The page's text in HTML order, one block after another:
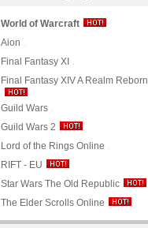
World of Warcraft
Aion
Final Fantasy XI
Final Fantasy XIV A Realm Reborn
Guild Wars
Guild Wars 2
Lord of the Rings Online
RIFT - EU
Star Wars The Old Republic
The Elder Scrolls Online